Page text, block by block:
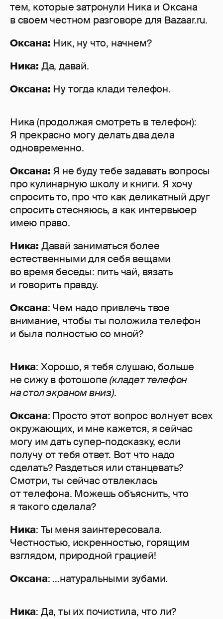
тем, которые затронули Ника и Оксана
в своем честном разговоре для Bazaar.ru.
Оксана: Ник, ну что, начнем?
Ника: Да, давай.
Оксана: Ну тогда клади телефон.
Ника (продолжая смотреть в телефон):
Я прекрасно могу делать два дела
одновременно.
Оксана: Я не буду тебе задавать вопросы
про кулинарную школу и книги. Я хочу
спросить то, про что как деликатный друг
спросить стесняюсь, а как интервьюер
имею право.
Ника: Давай заниматься более
естественными для себя вещами
во время беседы: пить чай, вязать
и говорить правду.
Оксана: Чем надо привлечь твое
внимание, чтобы ты положила телефон
и была полностью со мной?
Ника: Хорошо, я тебя слушаю, больше
не сижу в фотошопе(кладет телефон
на стол экраном вниз).
Оксана: Просто этот вопрос волнует всех
окружающих, и мне кажется, я сейчас
могу им дать супер-подсказку, если
получу от тебя ответ. Вот что надо
сделать? Раздеться или станцевать?
Смотри, ты сейчас отвлеклась
от телефона. Можешь объяснить, что
я такого сделала?
Ника: Ты меня заинтересовала.
Честностью, искренностью, горящим
взглядом, природной грацией!
Оксана: …натуральными зубами.
Ника: Да, ты их почистила, что ли?